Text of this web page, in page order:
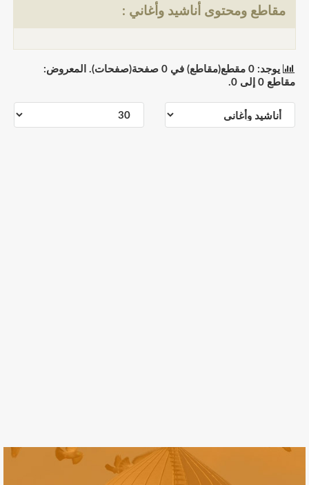
مقاطع ومحتوى أناشيد وأغاني :
يوجد: 0 مقطع(مقاطع) في 0 صفحة(صفحات). المعروض:
مقاطع 0 إلى 0.